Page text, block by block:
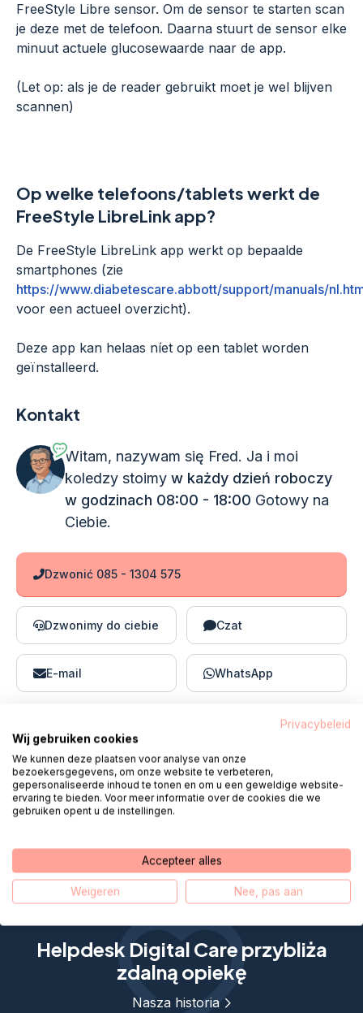
FreeStyle Libre sensor. Om de sensor te starten scan
je deze met de telefoon. Daarna stuurt de sensor elke
minuut actuele glucosewaarde naar de app.
(Let op: als je de reader gebruikt moet je wel blijven
scannen)
Op welke telefoons/tablets werkt de
FreeStyle LibreLink app?
De FreeStyle LibreLink app werkt op bepaalde
smartphones (zie
https://www.diabetescare.abbott/support/manuals/
voor een actueel overzicht).
Deze app kan helaas níet op een tablet worden
geïnstalleerd.
Kontakt
Witam, nazywam się Fred. Ja i moi
koledzy stoimy w każdy dzień roboczy
w godzinach 08:00 - 18:00 Gotowy na
Ciebie.
Dzwonić 085 - 1304 575
Dzwonimy do ciebie Czat
E-mail WhatsApp
Często zadawane pytania dotyczące
FreeStyle Libre
Helpdesk Digital Care przybliża
zdalną opiekę
Nasza historia
Privacybeleid
Wij gebruiken cookies
We kunnen deze plaatsen voor analyse van onze
bezoekersgegevens, om onze website te verbeteren,
gepersonaliseerde inhoud te tonen en om u een geweldige website-
ervaring te bieden. Voor meer informatie over de cookies die we
gebruiken opent u de instellingen.
Accepteer alles
Weigeren Nee, pas aan